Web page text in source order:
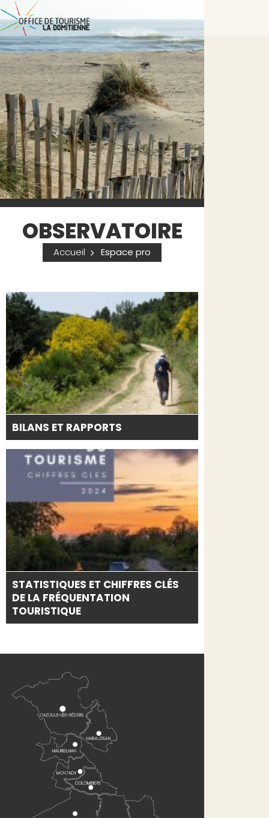
OBSERVATOIRE
Accueil Espace pro
BILANS ET RAPPORTS
STATISTIQUES ET CHIFFRES CLÉS
DE LA FRÉQUENTATION
TOURISTIQUE